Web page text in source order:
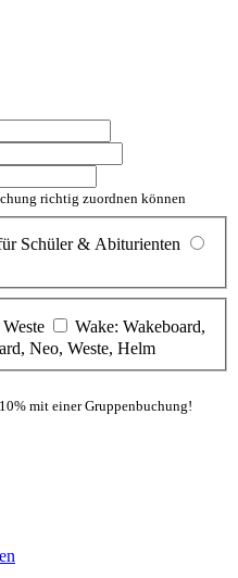
richtig zuordnen können
Schüler & Abiturienten
Wake: Wakeboard,
Neo, Weste, Helm
mit einer Gruppenbuchung!